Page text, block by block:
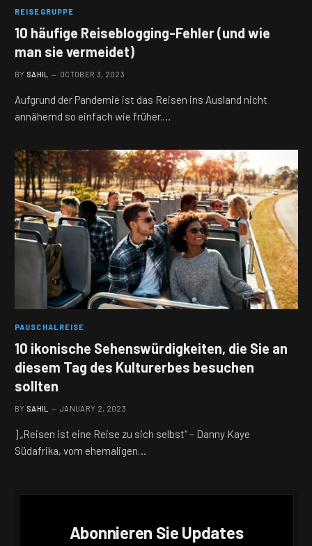
REISEGRUPPE
10 häufige Reiseblogging-Fehler (und wie
man sie vermeidet)
BY SAHIL OCTOBER 3, 2023
Aufgrund der Pandemie ist das Reisen ins Ausland nicht
annähernd so einfach wie früher.…
PAUSCHALREISE
10 ikonische Sehenswürdigkeiten, die Sie an
diesem Tag des Kulturerbes besuchen
sollten
BY SAHIL JANUARY 2, 2023
] „Reisen ist eine Reise zu sich selbst“ – Danny Kaye
Südafrika, vom ehemaligen…
Abonnieren Sie Updates